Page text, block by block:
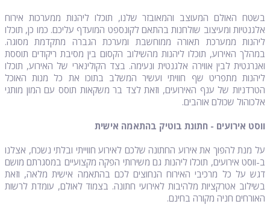
בשטח האולם המעוצב והמאובזר שלנו, תוכלו ליהנות ממערכות אירוח
אלגנטיות ומעיצוב שולחנות בהתאם לקונספט המועדף עליכם. כמו כן, תוכלו
ליהנות ממערכת תאורה ממוחשבת ומערכת הגברה מתקדמת מסוגה.
במהלך האירוע, תוכלו ליהנות מהשילוב הקסום בין מסיבת ריקודים תוססת
ואנרגטית לבין אווירה אלגנטית ונעימה. בצד הקולינארי של האירוע, תוכלו
ליהנות מתפריט שף חוויתי ועשיר המשלב בתוכו את כל מנות האוכל
הטרדניות של ענף האירועים, וזאת לצד בר משקאות תוסס עם המון מותגי
אלכוהול שכולם אוהבים.
ווסט אירועים - חתונת בוטיק בהתאמה אישית
על מנת להפוך את אירוע החתונה שלכם לאירוע חווייתי ובלתי נשכח, אצלנו
ב-ווסט אירועים, תוכלו ליהנות גם משירותי הפקה מקצועיים במסגרתם מושם
דגש על כל מרכיבי האירוח הנחוצים לכם בהתאמה אישית מלאה, וזאת
בשילוב אטרקציות מלהיבות לאירועי חתונה. בצמוד לאולם, עומדת לרשות
האורחים חניה מקורה בחינם.